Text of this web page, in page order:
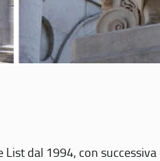
List dal 1994, con